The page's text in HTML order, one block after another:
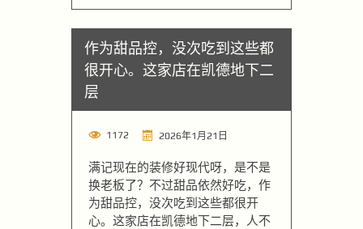
作为甜品控，没次吃到这些都
很开心。这家店在凯德地下二
层
1172 2026年1月21日
满记现在的装修好现代呀，是不是
换老板了？不过甜品依然好吃，作
为甜品控，没次吃到这些都很开
心。这家店在凯德地下二层，人不